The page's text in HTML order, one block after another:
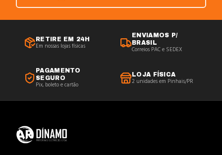
RETIRE EM 24H
Em nossas lojas físicas
ENVIAMOS P/
BRASIL
Correios PAC e SEDEX
PAGAMENTO
SEGURO
Pix, boleto e cartão
LOJA FÍSICA
2 unidades em Pinhais/PR